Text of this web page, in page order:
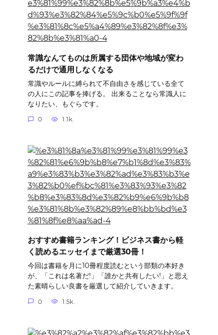
常識なんてものは所属する団体や地域が変わ
るだけで通用しなくなる
常識やルールに縛られて不自由さを感じている全て
の人にこの記事を捧げる。 出来ることなら常識人に
なりたい、もぐらです。
0 1.1k.
おすすめ書籍ランキング！ビジネス書から軽
く読めるエッセイまで厳選30冊！
今回は書籍を月に10冊程度読むという部類の本好き
が、「これは名著だ!」「誰かと共有したい!」と思え
た素晴らしい良書を厳選して紹介していきます。
0 1.5k.